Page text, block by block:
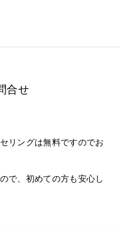
合せ
リングは無料ですのでお
で、初めての方も安心し